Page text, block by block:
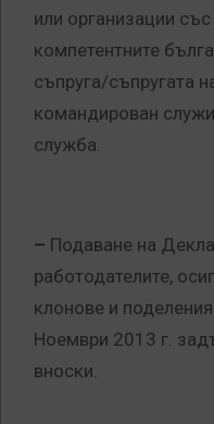
или организации
компетентните
съпруга/съпругата
командирован
служба.
– Подаване на
работодателите,
клонове и
Ноември 2013 г.
вноски.